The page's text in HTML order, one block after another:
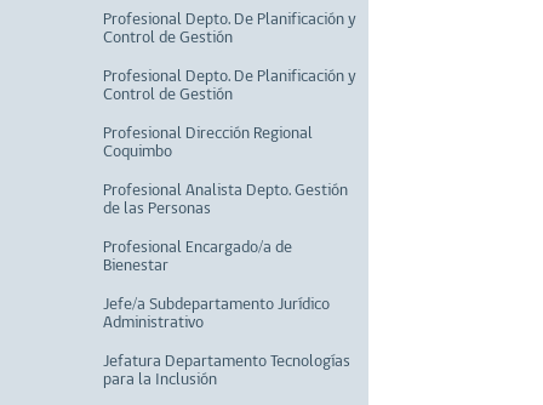
Profesional Depto. De Planificación y
Control de Gestión
Profesional Depto. De Planificación y
Control de Gestión
Profesional Dirección Regional
Coquimbo
Profesional Analista Depto. Gestión
de las Personas
Profesional Encargado/a de
Bienestar
Jefe/a Subdepartamento Jurídico
Administrativo
Jefatura Departamento Tecnologías
para la Inclusión